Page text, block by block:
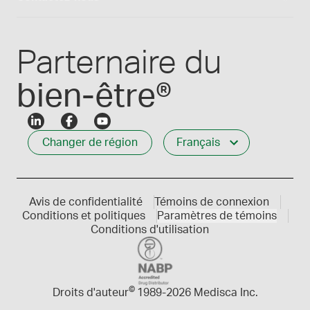
1-800-665-6334
Parternaire du
bien-être®
Changer de région Français
Droits d'auteur© 1989-2026 Medisca Inc.
Avis de confidentialité
Témoins de connexion
Conditions et politiques
Paramètres de témoins
Conditions d'utilisation